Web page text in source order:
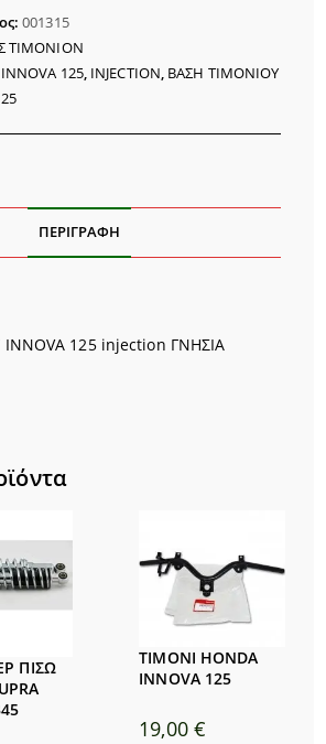
001315
ΤΙΜΟΝΙΟΝ
125, INJECTION, ΒΑΣΗ ΤΙΜΟΝIΟΥ
ΠΕΡΙΓΡΑΦΉ
125 injection ΓΝΗΣΙΑ
ΠΙΣΩ
ΤΙΜΟΝΙ HONDA
INNOVA 125
19,00 €